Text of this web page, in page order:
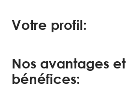
Votre profil:
Nos avantages et
bénéfices: